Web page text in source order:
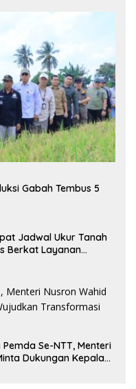
Gabah Tembus 5
Jadwal Ukur Tanah
Berkat Layanan
Se-NTT, Menteri
Dukungan Kepala